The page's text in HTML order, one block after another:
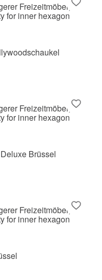
Brüssel